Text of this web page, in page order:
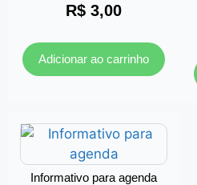
R$ 3,00
Adicionar ao carrinho
Informativo para agenda